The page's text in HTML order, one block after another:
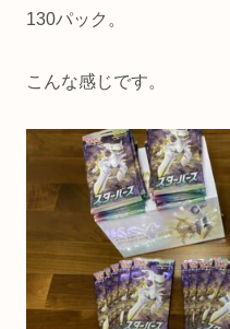
130パック。
こんな感じです。